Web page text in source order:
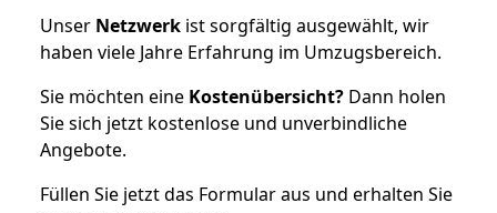
Unser Netzwerk ist sorgfältig ausgewählt, wir
haben viele Jahre Erfahrung im Umzugsbereich.
Sie möchten eine Kostenübersicht? Dann holen
Sie sich jetzt kostenlose und unverbindliche
Angebote.
Füllen Sie jetzt das Formular aus und erhalten Sie